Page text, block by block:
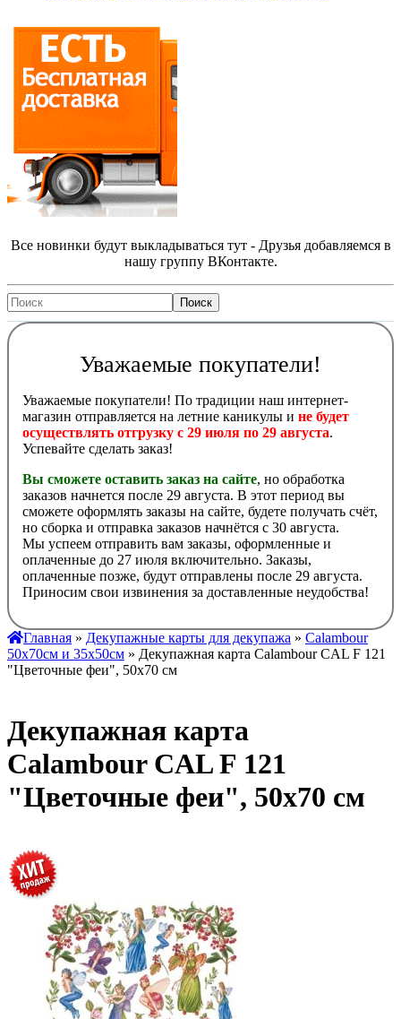
Все новинки будут выкладываться тут - Друзья добавляемся в
нашу группу ВКонтакте.
Уважаемые покупатели!
Уважаемые покупатели! По традиции наш интернет-
магазин отправляется на летние каникулы и не будет
осуществлять отгрузку с 29 июля по 29 августа.
Успевайте сделать заказ!
Вы сможете оставить заказ на сайте, но обработка
заказов начнется после 29 августа. В этот период вы
сможете оформлять заказы на сайте, будете получать счёт,
но сборка и отправка заказов начнётся с 30 августа.
Мы успеем отправить вам заказы, оформленные и
оплаченные до 27 июля включительно. Заказы,
оплаченные позже, будут отправлены после 29 августа.
Приносим свои извинения за доставленные неудобства!
Главная » Декупажные карты для декупажа » Calambour
50х70см и 35х50см » Декупажная карта Calambour CAL F 121
"Цветочные феи", 50х70 см
Декупажная карта
Calambour CAL F 121
"Цветочные феи", 50х70 см